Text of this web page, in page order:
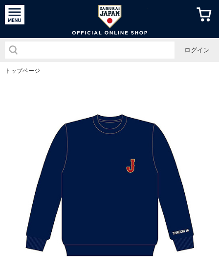
侍ジャパ
ログイン
トップページ